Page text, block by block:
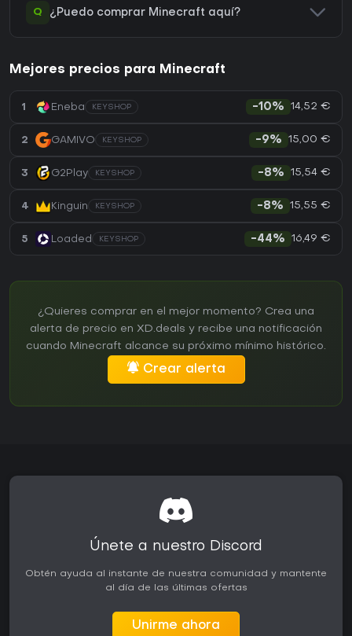
Q ¿Puedo comprar Minecraft aquí?
Mejores precios para Minecraft
1 Eneba KEYSHOP -10% 14,52 €
2 GAMIVO KEYSHOP -9% 15,00 €
3 G2Play KEYSHOP -8% 15,54 €
4 Kinguin KEYSHOP -8% 15,55 €
5 Loaded KEYSHOP -44% 16,49 €
¿Quieres comprar en el mejor momento? Crea una
alerta de precio en XD.deals y recibe una notificación
cuando Minecraft alcance su próximo mínimo histórico.
Crear alerta
Únete a nuestro Discord
Obtén ayuda al instante de nuestra comunidad y mantente
al día de las últimas ofertas
Unirme ahora